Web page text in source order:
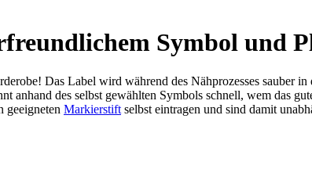
Symbol und
Das Label wird während des Nähprozesses sauber
anhand des selbst gewählten Symbols schnell, wem das
geeigneten Markierstift selbst eintragen und sind damit